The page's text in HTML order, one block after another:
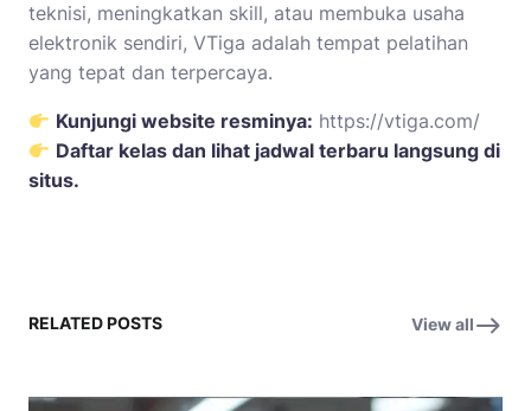
teknisi, meningkatkan skill, atau membuka usaha
elektronik sendiri, VTiga adalah tempat pelatihan
yang tepat dan terpercaya.
Kunjungi website resminya: https://vtiga.com/
Daftar kelas dan lihat jadwal terbaru langsung di
situs.
RELATED POSTS View all